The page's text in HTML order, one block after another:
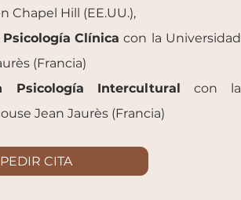
Chapel Hill (EE.UU.),
Psicología Clínica con la Universidad
(Francia)
Psicología Intercultural con la
Jean Jaurès (Francia)
PEDIR CITA